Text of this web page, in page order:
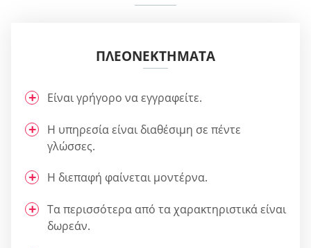
ΠΛΕΟΝΕΚΤΉΜΑΤΑ
Είναι γρήγορο να εγγραφείτε.
Η υπηρεσία είναι διαθέσιμη σε πέντε
γλώσσες.
Η διεπαφή φαίνεται μοντέρνα.
Τα περισσότερα από τα χαρακτηριστικά είναι
δωρεάν.